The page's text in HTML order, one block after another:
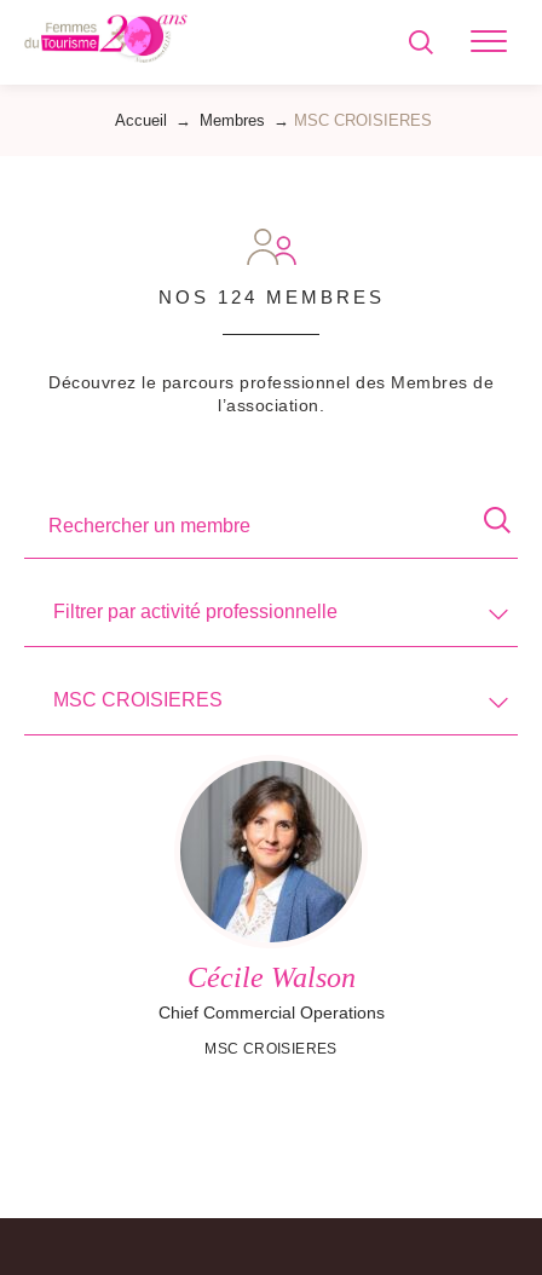
Accueil → Membres → MSC CROISIERES
NOS 124 MEMBRES
Découvrez le parcours professionnel des Membres de
l’association.
Rechercher un membre
Filtrer par activité professionnelle
MSC CROISIERES
Cécile Walson
Chief Commercial Operations
MSC CROISIERES